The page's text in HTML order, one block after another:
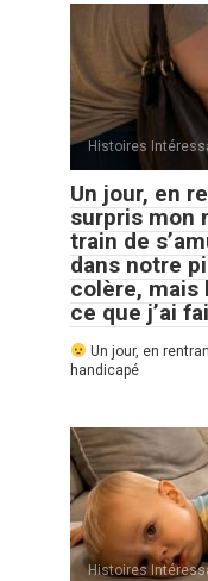
Histoires
Un jour, en
surpris mon
train de
dans notre
colère, mais
ce que j’ai
Un jour, en
handicapé
Histoires